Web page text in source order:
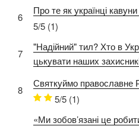
6
Про те як українці
5/5 (1)
7
"Надійний" тил? Хто в
цькувати наших
8
Святкуймо православне
5/5 (1)
«Ми зобов’язані це